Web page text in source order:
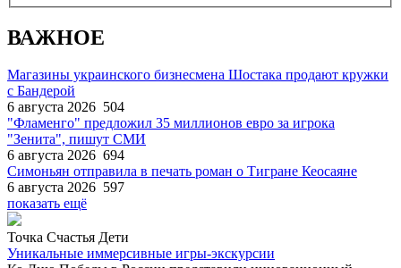
ВАЖНОЕ
Магазины украинского бизнесмена Шостака продают кружки
с Бандерой
6 августа 2026 504
"Фламенго" предложил 35 миллионов евро за игрока
"Зенита", пишут СМИ
6 августа 2026 694
Симоньян отправила в печать роман о Тигране Кеосаяне
6 августа 2026 597
показать ещё
Точка Счастья Дети
Уникальные иммерсивные игры-экскурсии